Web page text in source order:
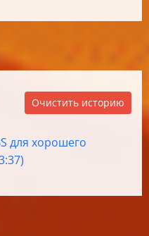
Очистить историю
для хорошего